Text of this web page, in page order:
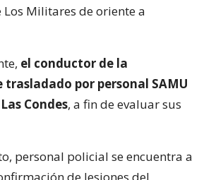
Militares de oriente a
el conductor de la
por personal SAMU
Condes, a fin de evaluar sus
personal policial se encuentra a
de lesiones del